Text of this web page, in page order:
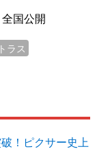
国公開
ラス
！ピクサー史上